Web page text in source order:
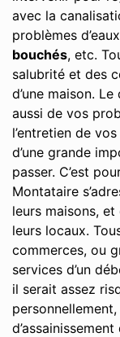
avec la
problèmes
bouchés, etc.
salubrité et des
d’une maison.
aussi de vos
l’entretien de
d’une grande
passer. C’est
Montataire
leurs maisons,
leurs locaux.
commerces, ou
services d’un
il serait assez